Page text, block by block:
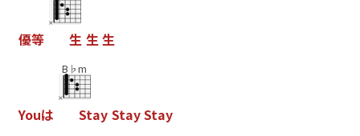
優等 生 生生
Youは
B♭m
Stay StayStay